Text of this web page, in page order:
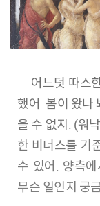
어느덧 따스한 햇살이 비치고, 새싹들이 움트기 시작
했어. 봄이 왔나
을 수 없지. (워
한 비너스를 기
수 있어. 양측
무슨 일인지 궁